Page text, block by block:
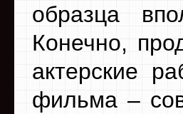
образца
Конечно,
актерские
фильма –